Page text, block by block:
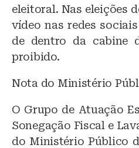
eleitoral. Nas eleições
vídeo nas redes
de dentro da cabine
proibido.
Nota do Ministério
O Grupo de Atuação
Sonegação Fiscal e
do Ministério Público